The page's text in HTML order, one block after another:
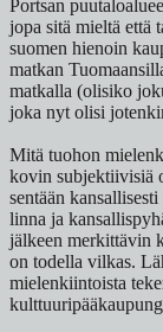
Portsan
jopa sitä mieltä että
suomen hienoin
matkan
matkalla (olisiko
joka nyt olisi
Mitä tuohon
kovin subjektiivisiä
sentään
linna ja
jälkeen merkittävin
on todella vilkas.
mielenkiintoista